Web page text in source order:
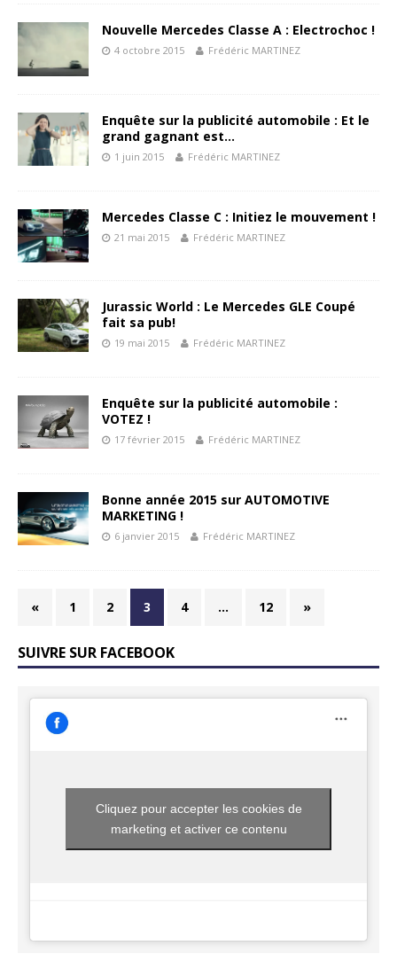
Nouvelle Mercedes Classe A : Electrochoc !
4 octobre 2015 Frédéric MARTINEZ
Enquête sur la publicité automobile : Et le
grand gagnant est…
1 juin 2015 Frédéric MARTINEZ
Mercedes Classe C : Initiez le mouvement !
21 mai 2015 Frédéric MARTINEZ
Jurassic World : Le Mercedes GLE Coupé
fait sa pub!
19 mai 2015 Frédéric MARTINEZ
Enquête sur la publicité automobile :
VOTEZ !
17 février 2015 Frédéric MARTINEZ
Bonne année 2015 sur AUTOMOTIVE
MARKETING !
6 janvier 2015 Frédéric MARTINEZ
« 1 2 3 4 … 12 »
SUIVRE SUR FACEBOOK
Cliquez pour accepter les cookies de
marketing et activer ce contenu